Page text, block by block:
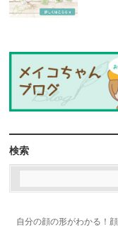
検索
自分の顔の形がわかる！